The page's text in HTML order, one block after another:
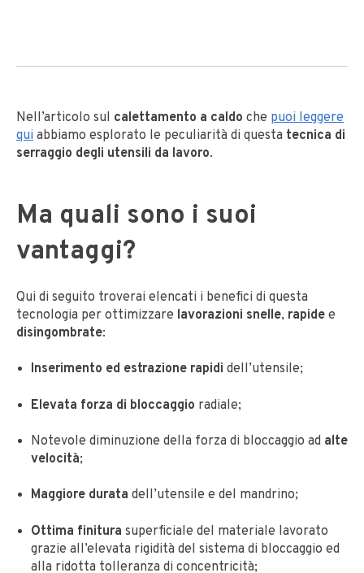
Nell’articolo sul calettamento a caldo che puoi leggere
qui abbiamo esplorato le peculiarità di questa tecnica di
serraggio degli utensili da lavoro.
Ma quali sono i suoi
vantaggi?
Qui di seguito troverai elencati i benefici di questa
tecnologia per ottimizzare lavorazioni snelle, rapide e
disingombrate:
Inserimento ed estrazione rapidi dell’utensile;
Elevata forza di bloccaggio radiale;
Notevole diminuzione della forza di bloccaggio ad alte
velocità;
Maggiore durata dell’utensile e del mandrino;
Ottima finitura superficiale del materiale lavorato
grazie all’elevata rigidità del sistema di bloccaggio ed
alla ridotta tolleranza di concentricità;